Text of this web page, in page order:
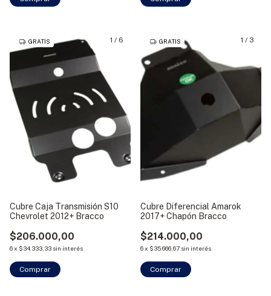
1 / 6
GRATIS
Cubre Caja Transmisión S10
Chevrolet 2012+ Bracco
$206.000,00
6x $34.333,33 sin interés
1 / 3
GRATIS
Cubre Diferencial Amarok
2017+ Chapón Bracco
$214.000,00
6x $35.666,67 sin interés